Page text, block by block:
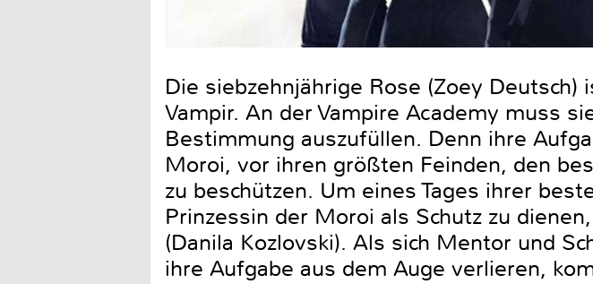
Die siebzehnjährige Rose (Zoey
Vampir. An der Vampire Academy muss
Bestimmung auszufüllen. Denn ihre
Moroi, vor ihren größten Feinden, den
zu beschützen. Um eines Tages ihrer
Prinzessin der Moroi als Schutz zu
(Danila Kozlovski). Als sich Mentor und
ihre Aufgabe aus dem Auge verlieren,